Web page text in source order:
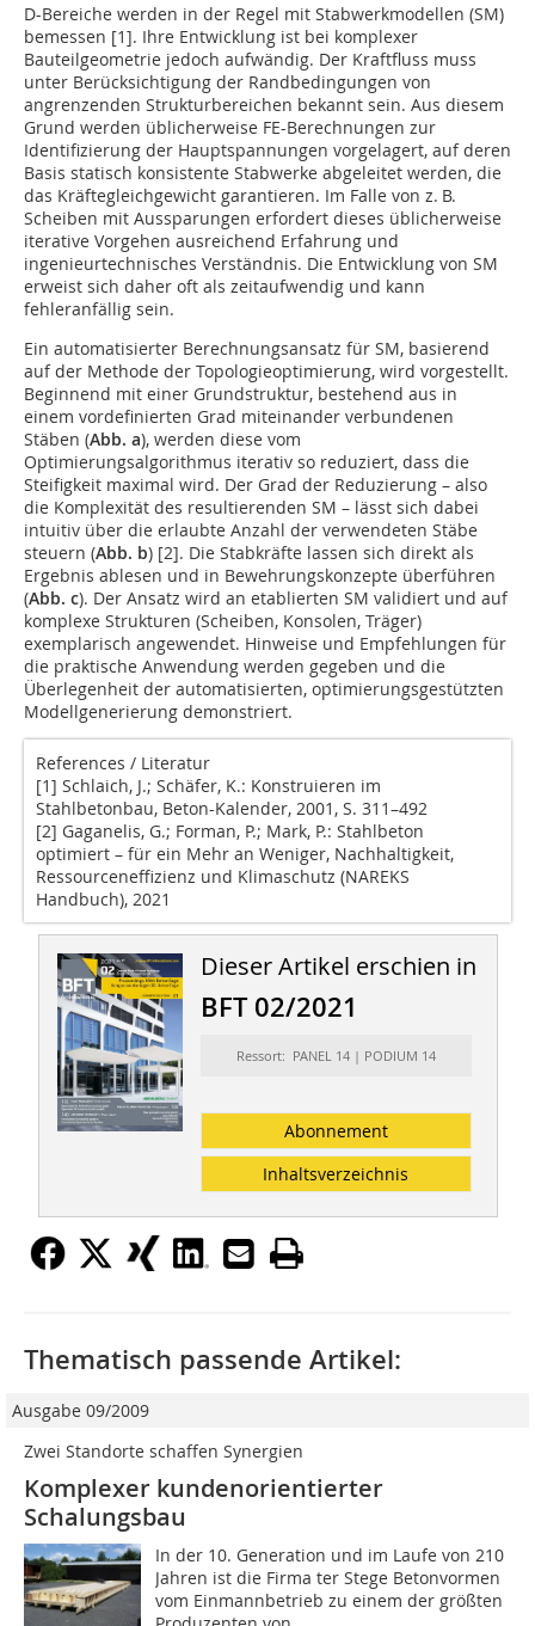
D-Bereiche werden in der Regel mit Stabwerkmodellen (SM)
bemessen [1]. Ihre Entwicklung ist bei komplexer
Bauteilgeometrie jedoch aufwändig. Der Kraftfluss muss
unter Berücksichtigung der Randbedingungen von
angrenzenden Strukturbereichen bekannt sein. Aus diesem
Grund werden üblicherweise FE-Berechnungen zur
Identifizierung der Hauptspannungen vorgelagert, auf deren
Basis statisch konsistente Stabwerke abgeleitet werden, die
das Kräftegleichgewicht garantieren. Im Falle von z. B.
Scheiben mit Aussparungen erfordert dieses üblicherweise
iterative Vorgehen ausreichend Erfahrung und
ingenieurtechnisches Verständnis. Die Entwicklung von SM
erweist sich daher oft als zeitaufwendig und kann
fehleranfällig sein.
Ein automatisierter Berechnungsansatz für SM, basierend
auf der Methode der Topologieoptimierung, wird vorgestellt.
Beginnend mit einer Grundstruktur, bestehend aus in
einem vordefinierten Grad miteinander verbundenen
Stäben (Abb. a), werden diese vom
Optimierungsalgorithmus iterativ so reduziert, dass die
Steifigkeit maximal wird. Der Grad der Reduzierung – also
die Komplexität des resultierenden SM – lässt sich dabei
intuitiv über die erlaubte Anzahl der verwendeten Stäbe
steuern (Abb. b) [2]. Die Stabkräfte lassen sich direkt als
Ergebnis ablesen und in Bewehrungskonzepte überführen
(Abb. c). Der Ansatz wird an etablierten SM validiert und auf
komplexe Strukturen (Scheiben, Konsolen, Träger)
exemplarisch angewendet. Hinweise und Empfehlungen für
die praktische Anwendung werden gegeben und die
Überlegenheit der automatisierten, optimierungsgestützten
Modellgenerierung demonstriert.
References / Literatur
[1] Schlaich, J.; Schäfer, K.: Konstruieren im
Stahlbetonbau, Beton-Kalender, 2001, S. 311–492
[2] Gaganelis, G.; Forman, P.; Mark, P.: Stahlbeton
optimiert – für ein Mehr an Weniger, Nachhaltigkeit,
Ressourceneffizienz und Klimaschutz (NAREKS
Handbuch), 2021
Dieser Artikel erschien in
BFT 02/2021
Ressort: PANEL 14 | PODIUM 14
Abonnement
Inhaltsverzeichnis
Thematisch passende Artikel:
Ausgabe 09/2009
Zwei Standorte schaffen Synergien
Komplexer kundenorientierter
Schalungsbau
In der 10. Generation und im Laufe von 210
Jahren ist die Firma ter Stege Betonvormen
vom Einmannbetrieb zu einem der größten